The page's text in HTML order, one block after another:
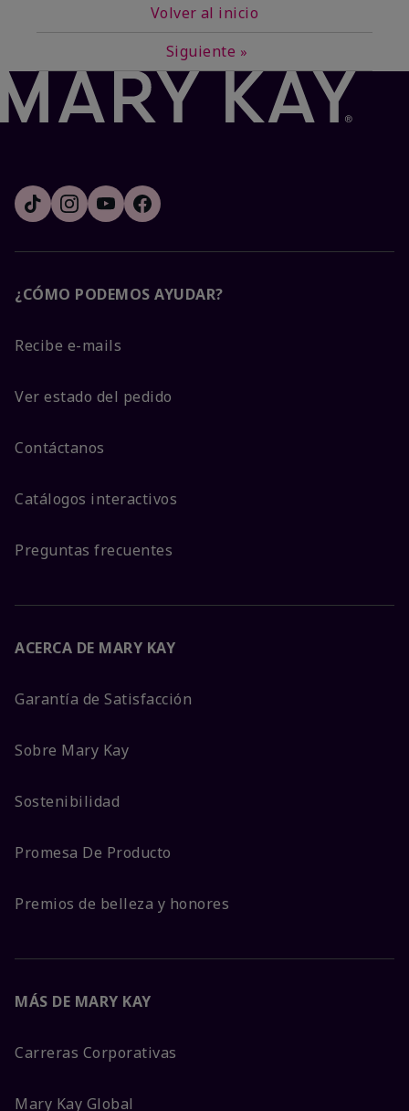
Volver al inicio
Siguiente »
¿CÓMO PODEMOS AYUDAR?
Recibe e-mails
Ver estado del pedido
Contáctanos
Catálogos interactivos
Preguntas frecuentes
ACERCA DE MARY KAY
Garantía de Satisfacción
Sobre Mary Kay
Sostenibilidad
Promesa De Producto
Premios de belleza y honores
MÁS DE MARY KAY
Carreras Corporativas
Mary Kay Global